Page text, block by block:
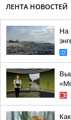
ЛЕНТА НОВОСТЕЙ
На